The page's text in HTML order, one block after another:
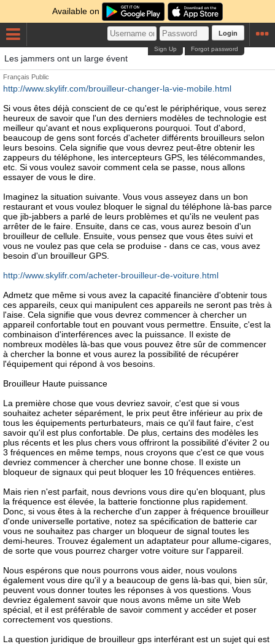
Available on
Login
Forgot password
Sign Up
Les jammers ont un large évent
Français Public
http://www.skylifr.com/brouilleur-changer-la-vie-mobile.html
Si vous êtes déjà conscient de ce qu'est le périphérique, vous serez
heureux de savoir que l'un des derniers modèles de technologie est
meilleur qu'avant et nous expliquerons pourquoi. Tout d'abord,
beaucoup de gens sont forcés d'acheter différents brouilleurs selon
leurs besoins. Cela signifie que vous devrez peut-être obtenir les
zappeurs du téléphone, les intercepteurs GPS, les télécommandes,
etc. Si vous voulez savoir comment cela se passe, nous allons
essayer de vous le dire.
Imaginez la situation suivante. Vous vous asseyez dans un bon
restaurant et vous voulez bloquer le signal du téléphone là-bas parce
que jib-jabbers a parlé de leurs problèmes et qu'ils ne veulent pas
arrêter de le faire. Ensuite, dans ce cas, vous aurez besoin d'un
brouilleur de cellule. Ensuite, vous pensez que vous êtes suivi et
vous ne voulez pas que cela se produise - dans ce cas, vous avez
besoin d'un brouilleur GPS.
http://www.skylifr.com/acheter-brouilleur-de-voiture.html
Admetz que même si vous avez la capacité financière d'obtenir tous
ces appareils, ceux qui manipulent ces appareils ne seront pas très à
l'aise. Cela signifie que vous devrez commencer à chercher un
appareil confortable tout en pouvant vous permettre. Ensuite, c'est la
combinaison d'interférences avec la puissance. Il existe de
nombreux modèles là-bas que vous pouvez être sûr de commencer
à chercher la bonne et vous aurez la possibilité de récupérer
l'équipement qui répond à vos besoins.
Brouilleur Haute puissance
La première chose que vous devriez savoir, c'est que si vous
souhaitez acheter séparément, le prix peut être inférieur au prix de
tous les équipements perturbateurs, mais ce qu'il faut faire, c'est
savoir qu'il est plus confortable. De plus, certains des modèles les
plus récents et les plus chers vous offriront la possibilité d'éviter 2 ou
3 fréquences en même temps, nous croyons que c'est ce que vous
devriez commencer à chercher une bonne chose. Il existe un
bloqueur de signaux qui peut bloquer les 10 fréquences entières.
Mais rien n'est parfait, nous devrions vous dire qu'en bloquant, plus
la fréquence est élevée, la batterie fonctionne plus rapidement.
Donc, si vous êtes à la recherche d'un zapper à fréquence brouilleur
d'onde universelle portative, notez sa spécification de batterie car
vous ne souhaitez pas charger un bloqueur de signal toutes les
demi-heures. Trouvez également un adaptateur pour allume-cigares,
de sorte que vous pourrez charger votre voiture sur l'appareil.
Nous espérons que nous pourrons vous aider, nous voulons
également vous dire qu'il y a beaucoup de gens là-bas qui, bien sûr,
peuvent vous donner toutes les réponses à vos questions. Vous
devriez également savoir que nous avons même un site Web
spécial, et il est préférable de savoir comment y accéder et poser
correctement vos questions.
La question juridique de brouilleur gps interférant est un sujet qui est